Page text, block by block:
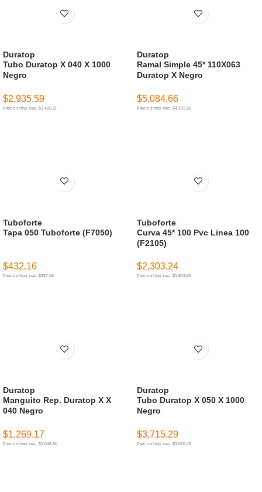
Tubo Duratop X 040 X 1000
Negro
Duratop
$2,935.59
Precio s/imp. nac. $2.426,11
Ramal Simple 45* 110X063
Duratop X Negro
Duratop
$5,084.66
Precio s/imp. nac. $4.202,20
Tapa 050 Tuboforte (F7050)
Tuboforte
$432.16
Precio s/imp. nac. $357,16
Curva 45* 100 Pvc Linea 100
(F2105)
Tuboforte
$2,303.24
Precio s/imp. nac. $1.903,50
Manguito Rep. Duratop X X
040 Negro
Duratop
$1,269.17
Precio s/imp. nac. $1.048,90
Tubo Duratop X 050 X 1000
Negro
Duratop
$3,715.29
Precio s/imp. nac. $3.070,49